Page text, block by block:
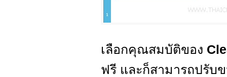
เลือกคุณสมบัติของ
ฟรี และก็สามารถปรับ